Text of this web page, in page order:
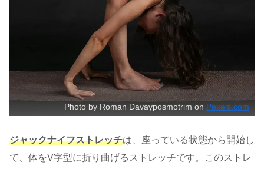
Photo by Roman Davayposmotrim on Pexels.com
ジャックナイフストレッチは、座っている状態から開始し
て、体をV字型に折り曲げるストレッチです。このストレ